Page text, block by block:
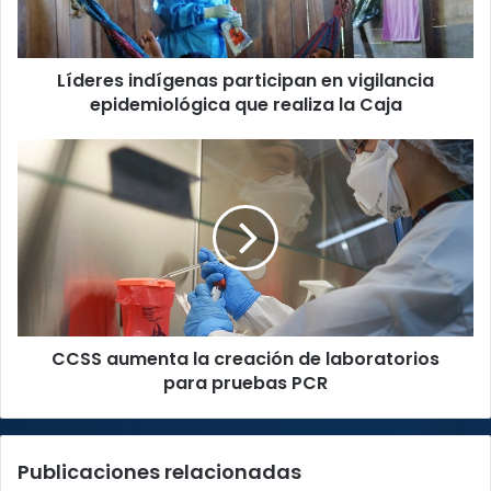
que
realiza
la
Líderes indígenas participan en vigilancia
epidemiológica que realiza la Caja
CCSS
aumenta
creación
de
laboratorios
pruebas
PCR
CCSS aumenta la creación de laboratorios
para pruebas PCR
Publicaciones relacionadas